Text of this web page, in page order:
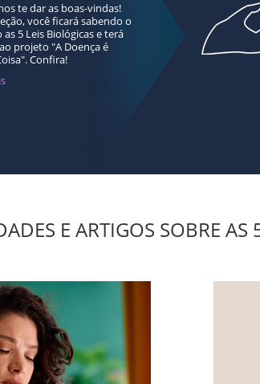
te dar as boas-vindas!
você ficará sabendo o
as 5 Leis Biológicas e terá
projeto "A Doença é
Confira!
E ARTIGOS SOBRE AS